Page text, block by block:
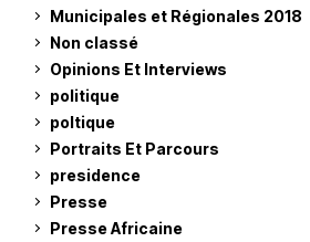
Municipales et Régionales 2018
Non classé
Opinions Et Interviews
politique
poltique
Portraits Et Parcours
presidence
Presse
Presse Africaine